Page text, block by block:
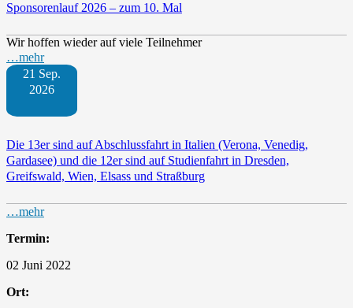
Sponsorenlauf 2026 – zum 10. Mal
Wir hoffen wieder auf viele Teilnehmer
…mehr
21 Sep.
2026
Die 13er sind auf Abschlussfahrt in Italien (Verona, Venedig,
Gardasee) und die 12er sind auf Studienfahrt in Dresden,
Greifswald, Wien, Elsass und Straßburg
…mehr
Termin:
02 Juni 2022
Ort: